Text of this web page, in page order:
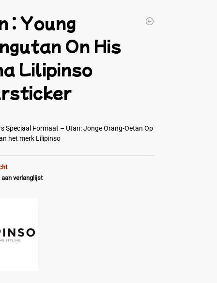
: Young
On His
Lilipinso
Speciaal Formaat – Utan: Jonge Orang-Oetan Op
het merk Lilipinso
aan verlanglijst